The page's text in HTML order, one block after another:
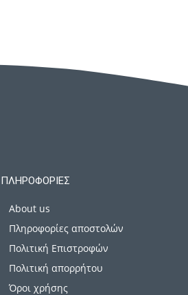
ΠΛΗΡΟΦΟΡΊΕΣ
About us
Πληροφορίες αποστολών
Πολιτική Επιστροφών
Πολιτική απορρήτου
Όροι χρήσης